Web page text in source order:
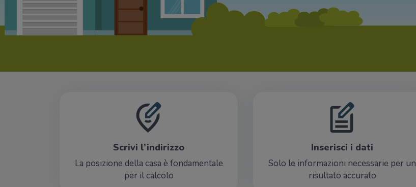
Scrivi l’indirizzo
La posizione della casa è fondamentale
per il calcolo
Inserisci i dati
Solo le informazioni necessarie per un
risultato accurato